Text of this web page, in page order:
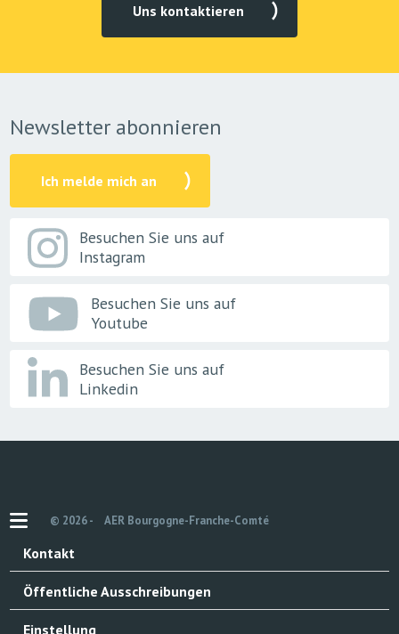
Uns kontaktieren
Newsletter abonnieren
Ich melde mich an
Besuchen Sie uns auf
Instagram
Besuchen Sie uns auf
Youtube
Besuchen Sie uns auf
Linkedin
© 2026 - AER Bourgogne-Franche-Comté
Kontakt
Öffentliche Ausschreibungen
Einstellung